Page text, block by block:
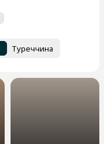
Туреччина